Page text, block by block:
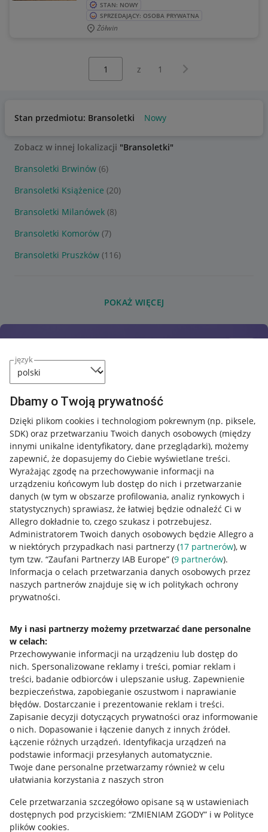
język
Dbamy o Twoją prywatność
Dzięki plikom cookies i technologiom pokrewnym (np. piksele,
SDK) oraz przetwarzaniu Twoich danych osobowych (między
innymi unikalne identyfikatory, dane przeglądarki), możemy
zapewnić, że dopasujemy do Ciebie wyświetlane treści.
Wyrażając zgodę na przechowywanie informacji na
urządzeniu końcowym lub dostęp do nich i przetwarzanie
danych (w tym w obszarze profilowania, analiz rynkowych i
statystycznych) sprawiasz, że łatwiej będzie odnaleźć Ci w
Allegro dokładnie to, czego szukasz i potrzebujesz.
Administratorem Twoich danych osobowych będzie Allegro a
w niektórych przypadkach nasi partnerzy (17 partnerów), w
tym tzw. “Zaufani Partnerzy IAB Europe” (9 partnerów).
Informacja o celach przetwarzania danych osobowych przez
naszych partnerów znajduje się w ich politykach ochrony
prywatności.
My i nasi partnerzy możemy przetwarzać dane personalne
w celach:
Przechowywanie informacji na urządzeniu lub dostęp do
nich. Spersonalizowane reklamy i treści, pomiar reklam i
treści, badanie odbiorców i ulepszanie usług. Zapewnienie
bezpieczeństwa, zapobieganie oszustwom i naprawianie
błędów. Dostarczanie i prezentowanie reklam i treści.
Zapisanie decyzji dotyczących prywatności oraz informowanie
o nich. Dopasowanie i łączenie danych z innych źródeł.
Łączenie różnych urządzeń. Identyfikacja urządzeń na
podstawie informacji przesyłanych automatycznie.
Twoje dane personalne przetwarzamy również w celu
ułatwiania korzystania z naszych stron
Cele przetwarzania szczegółowo opisane są w ustawieniach
dostępnych pod przyciskiem: “ZMIENIAM ZGODY” i w Polityce
plików cookies.
STAN: NOWY
SPRZEDAJĄCY: OSOBA PRYWATNA
Żółwin
z 1 Następna strona
Stan przedmiotu: Bransoletki Nowy
Zobacz w innej lokalizacji "Bransoletki"
Bransoletki Brwinów (6)
Bransoletki Książenice (20)
Bransoletki Milanówek (8)
Bransoletki Komorów (7)
Bransoletki Pruszków (116)
POKAŻ WIĘCEJ
Przydatne informacje
Jak to działa
Allegro Gadane dla sprzedających
Allegro Gadane dla kupujących
Mapa miejscowości
Informacje prawne
Regulamin
Polityka plików "cookies"
Ustawienia plików "cookies"
Udostępnianie lokalizacji
Informacje dla Aktu o Usługach Cyfrowych